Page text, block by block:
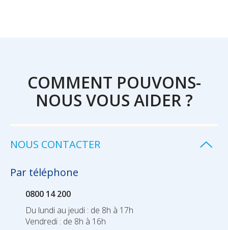
COMMENT POUVONS-
NOUS VOUS AIDER ?
NOUS CONTACTER
Par téléphone
0800 14 200
Du lundi au jeudi : de 8h à 17h
Vendredi : de 8h à 16h